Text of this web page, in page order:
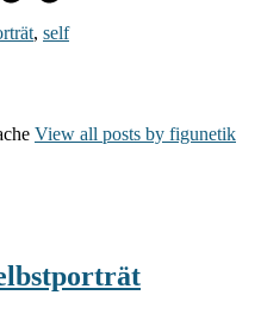
, self
View all posts by figunetik